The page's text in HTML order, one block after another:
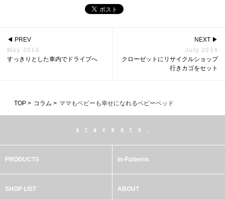
◀ PREV
May 2014
すっきりとした車内でドライブへ
NEXT ▶
July 2014
クローゼットにリサイクルショップ
行きカゴをセット
TOP > コラム > ママもベビーも幸せになれるベビーベッド
PRODUCTS In-Patterns
SHOP LIST ABOUT